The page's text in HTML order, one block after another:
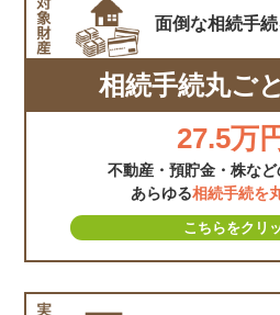
面倒な相続手続
相続手続丸ご
27.5万
不動産・預貯金・株な
あらゆる相続手続を
こちらをクリ